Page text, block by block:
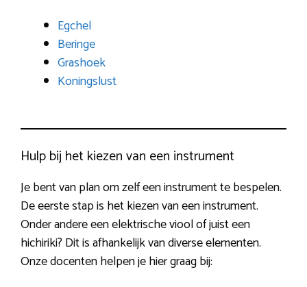
Egchel
Beringe
Grashoek
Koningslust
Hulp bij het kiezen van een instrument
Je bent van plan om zelf een instrument te bespelen.
De eerste stap is het kiezen van een instrument.
Onder andere een elektrische viool of juist een
hichiriki? Dit is afhankelijk van diverse elementen.
Onze docenten helpen je hier graag bij: